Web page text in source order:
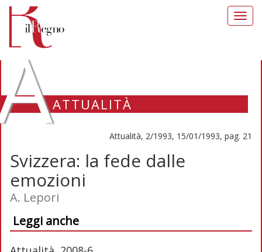
ATTUALITÀ
Attualità, 2/1993, 15/01/1993, pag. 21
Svizzera: la fede dalle
emozioni
A. Lepori
Leggi anche